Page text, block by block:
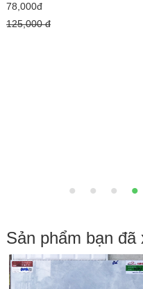
78,000đ
125,000 đ
Sản phẩm bạn đã